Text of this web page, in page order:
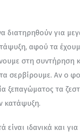
διατηρηθούν για
αφού τα
στη συντήρηση
σερβίρουμε. Αν ο
ξεπαγώματος τα
κατάψυξη.
είναι ιδανικά και